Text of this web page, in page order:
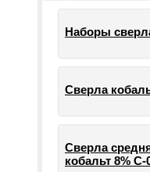
Наборы
Сверла
Сверла
кобальт 8% С-